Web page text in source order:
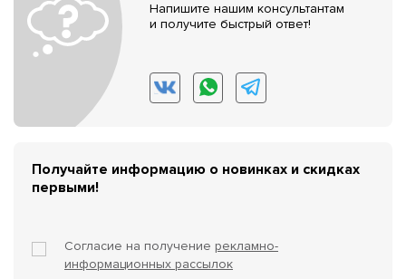
Напишите нашим консультантам
и получите быстрый ответ!
Получайте информацию о новинках и скидках
первыми!
Согласие на получение рекламно-
информационных рассылок